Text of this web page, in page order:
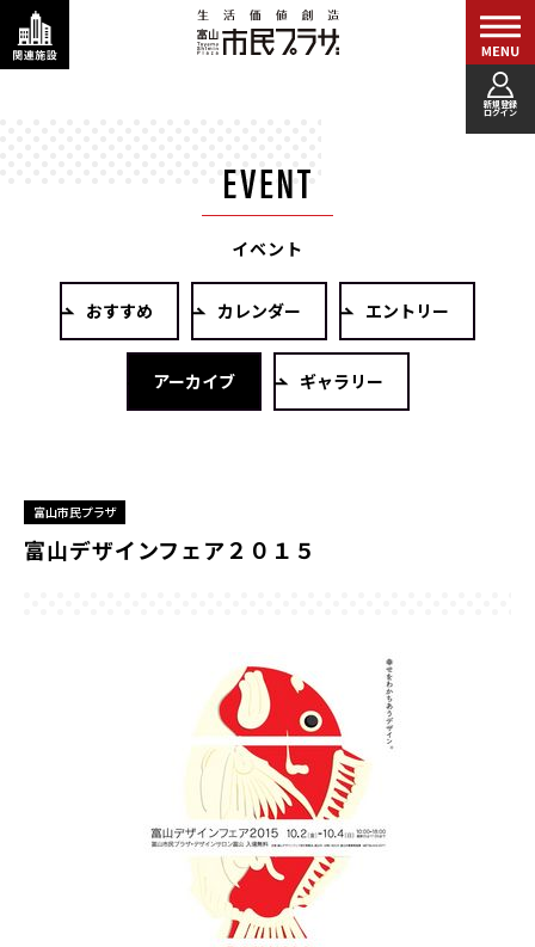
新規登録
ログイン
イベント
おすすめ カレンダー エントリー
アーカイブ ギャラリー
富山デザインフェア２０１５
富山市民プラザ